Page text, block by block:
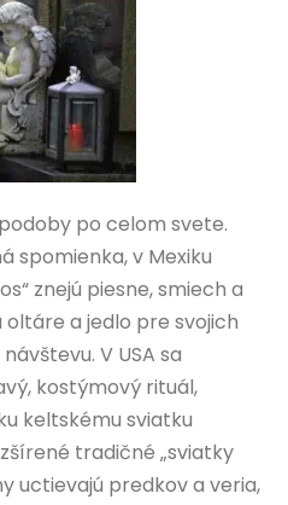
po celom svete.
spomienka, v Mexiku
znejú piesne, smiech a
a jedlo pre svojich
V USA sa
kostýmový rituál,
keltskému sviatku
tradičné „sviatky
uctievajú predkov a veria,